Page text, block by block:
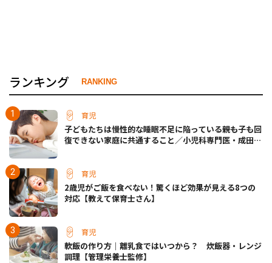
ランキング RANKING
育児
子どもたちは慢性的な睡眠不足に陥っている――親も子も回
復できない家庭に共通すること／小児科専門医・成田奈
育児
2歳児がご飯を食べない！驚くほど効果が見える8つの
対応【教えて保育士さん】
育児
軟飯の作り方｜離乳食ではいつから？ 炊飯器・レンジ
調理【管理栄養士監修】